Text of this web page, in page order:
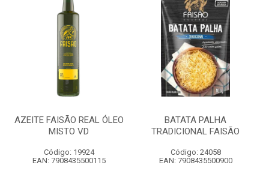
AZEITE FAISÃO REAL ÓLEO
MISTO VD
Código: 19924
EAN: 7908435500115
BATATA PALHA
TRADICIONAL FAISÃO
Código: 24058
EAN: 7908435500900